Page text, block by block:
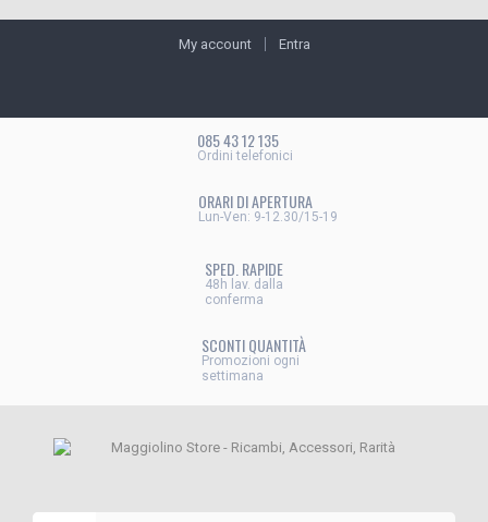
My account Entra
085 43 12 135
Ordini telefonici
ORARI DI APERTURA
Lun-Ven: 9-12.30/15-19
SPED. RAPIDE
48h lav. dalla
conferma
SCONTI QUANTITÀ
Promozioni ogni
settimana